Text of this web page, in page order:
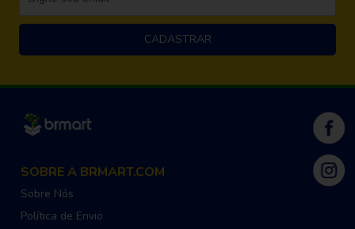
SOBRE A BRMART.COM
Sobre Nós
Política de Envio